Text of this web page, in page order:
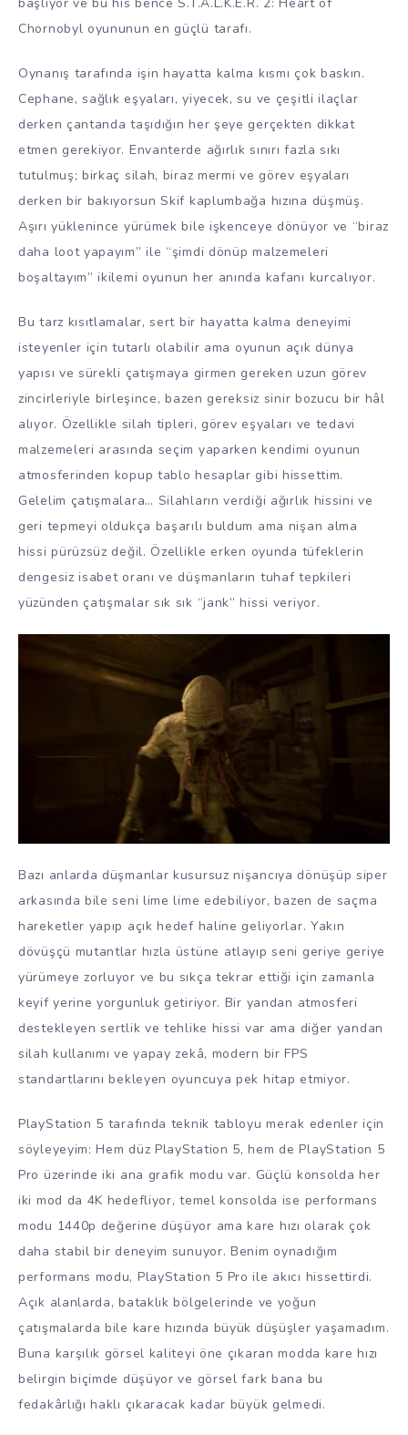
Chornobyl oyununun en güçlü tarafı.
Oynanış tarafında işin hayatta kalma kısmı çok baskın.
Cephane, sağlık eşyaları, yiyecek, su ve çeşitli ilaçlar
derken çantanda taşıdığın her şeye gerçekten dikkat
etmen gerekiyor. Envanterde ağırlık sınırı fazla sıkı
tutulmuş; birkaç silah, biraz mermi ve görev eşyaları
derken bir bakıyorsun Skif kaplumbağa hızına düşmüş.
Aşırı yüklenince yürümek bile işkenceye dönüyor ve “biraz
daha loot yapayım” ile “şimdi dönüp malzemeleri
boşaltayım” ikilemi oyunun her anında kafanı kurcalıyor.
Bu tarz kısıtlamalar, sert bir hayatta kalma deneyimi
isteyenler için tutarlı olabilir ama oyunun açık dünya
yapısı ve sürekli çatışmaya girmen gereken uzun görev
zincirleriyle birleşince, bazen gereksiz sinir bozucu bir hâl
alıyor. Özellikle silah tipleri, görev eşyaları ve tedavi
malzemeleri arasında seçim yaparken kendimi oyunun
atmosferinden kopup tablo hesaplar gibi hissettim.
Gelelim çatışmalara… Silahların verdiği ağırlık hissini ve
geri tepmeyi oldukça başarılı buldum ama nişan alma
hissi pürüzsüz değil. Özellikle erken oyunda tüfeklerin
dengesiz isabet oranı ve düşmanların tuhaf tepkileri
yüzünden çatışmalar sık sık “jank” hissi veriyor.
Bazı anlarda düşmanlar kusursuz nişancıya dönüşüp siper
arkasında bile seni lime lime edebiliyor, bazen de saçma
hareketler yapıp açık hedef haline geliyorlar. Yakın
dövüşçü mutantlar hızla üstüne atlayıp seni geriye geriye
yürümeye zorluyor ve bu sıkça tekrar ettiği için zamanla
keyif yerine yorgunluk getiriyor. Bir yandan atmosferi
destekleyen sertlik ve tehlike hissi var ama diğer yandan
silah kullanımı ve yapay zekâ, modern bir FPS
standartlarını bekleyen oyuncuya pek hitap etmiyor.
PlayStation 5 tarafında teknik tabloyu merak edenler için
söyleyeyim: Hem düz PlayStation 5, hem de PlayStation 5
Pro üzerinde iki ana grafik modu var. Güçlü konsolda her
iki mod da 4K hedefliyor, temel konsolda ise performans
modu 1440p değerine düşüyor ama kare hızı olarak çok
daha stabil bir deneyim sunuyor. Benim oynadığım
performans modu, PlayStation 5 Pro ile akıcı hissettirdi.
Açık alanlarda, bataklık bölgelerinde ve yoğun
çatışmalarda bile kare hızında büyük düşüşler yaşamadım.
Buna karşılık görsel kaliteyi öne çıkaran modda kare hızı
belirgin biçimde düşüyor ve görsel fark bana bu
fedakârlığı haklı çıkaracak kadar büyük gelmedi.